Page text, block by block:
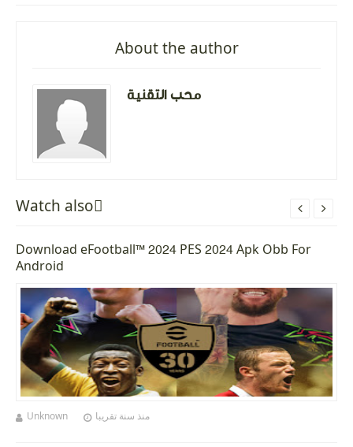
About the author
محب التقنية
Watch alsoً
Download eFootball™ 2024 PES 2024 Apk Obb For
Android
Unknown منذ سنة تقريبا
 